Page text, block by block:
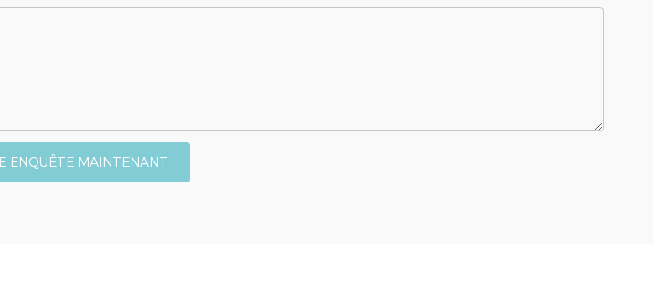
ENQUÊTE MAINTENANT